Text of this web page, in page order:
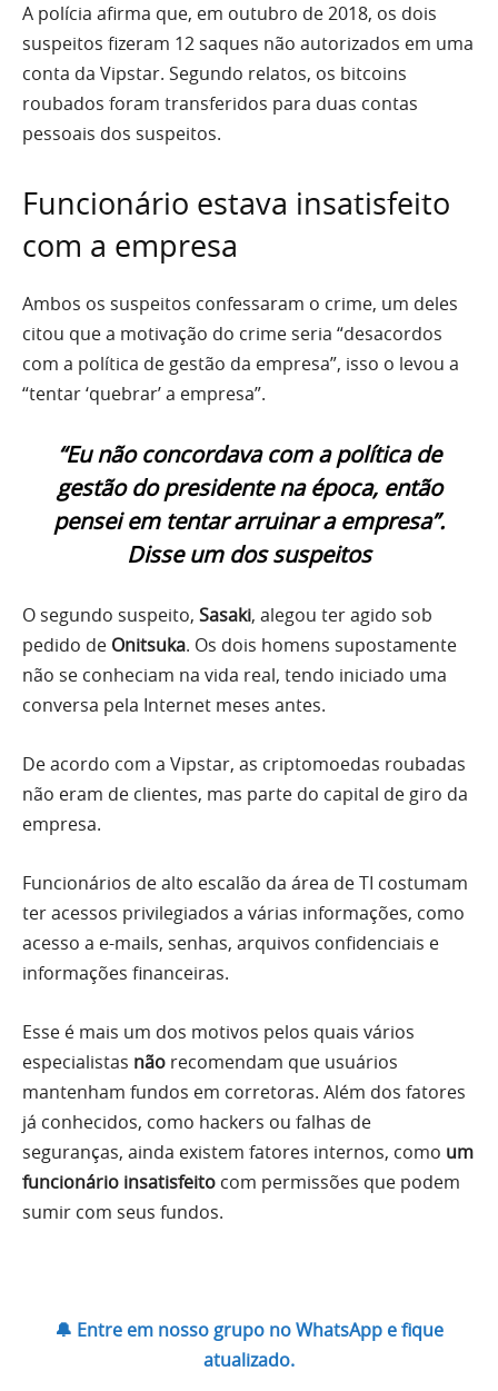
A polícia afirma que, em outubro de 2018, os dois
suspeitos fizeram 12 saques não autorizados em uma
conta da Vipstar. Segundo relatos, os bitcoins
roubados foram transferidos para duas contas
pessoais dos suspeitos.
Funcionário estava insatisfeito
com a empresa
Ambos os suspeitos confessaram o crime, um deles
citou que a motivação do crime seria “desacordos
com a política de gestão da empresa”, isso o levou a
“tentar ‘quebrar’ a empresa”.
“Eu não concordava com a política de
gestão do presidente na época, então
pensei em tentar arruinar a empresa”.
Disse um dos suspeitos
O segundo suspeito, Sasaki, alegou ter agido sob
pedido de Onitsuka. Os dois homens supostamente
não se conheciam na vida real, tendo iniciado uma
conversa pela Internet meses antes.
De acordo com a Vipstar, as criptomoedas roubadas
não eram de clientes, mas parte do capital de giro da
empresa.
Funcionários de alto escalão da área de TI costumam
ter acessos privilegiados a várias informações, como
acesso a e-mails, senhas, arquivos confidenciais e
informações financeiras.
Esse é mais um dos motivos pelos quais vários
especialistas não recomendam que usuários
mantenham fundos em corretoras. Além dos fatores
já conhecidos, como hackers ou falhas de
seguranças, ainda existem fatores internos, como um
funcionário insatisfeito com permissões que podem
sumir com seus fundos.
🔔 Entre em nosso grupo no WhatsApp e fique
atualizado.